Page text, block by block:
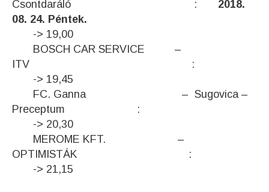
Csontdaráló : 2018.
08. 24. Péntek.
-> 19,00
BOSCH CAR SERVICE –
ITV :
-> 19,45
FC. Ganna – Sugovica –
Preceptum :
-> 20,30
MEROME KFT. –
OPTIMISTÁK :
-> 21,15